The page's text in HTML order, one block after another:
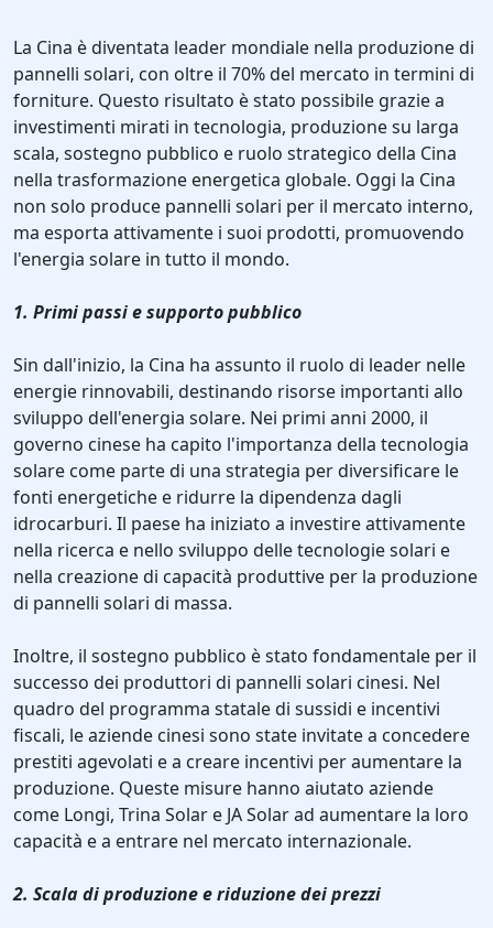
La Cina è diventata leader mondiale nella produzione di
pannelli solari, con oltre il 70% del mercato in termini di
forniture. Questo risultato è stato possibile grazie a
investimenti mirati in tecnologia, produzione su larga
scala, sostegno pubblico e ruolo strategico della Cina
nella trasformazione energetica globale. Oggi la Cina
non solo produce pannelli solari per il mercato interno,
ma esporta attivamente i suoi prodotti, promuovendo
l'energia solare in tutto il mondo.
1. Primi passi e supporto pubblico
Sin dall'inizio, la Cina ha assunto il ruolo di leader nelle
energie rinnovabili, destinando risorse importanti allo
sviluppo dell'energia solare. Nei primi anni 2000, il
governo cinese ha capito l'importanza della tecnologia
solare come parte di una strategia per diversificare le
fonti energetiche e ridurre la dipendenza dagli
idrocarburi. Il paese ha iniziato a investire attivamente
nella ricerca e nello sviluppo delle tecnologie solari e
nella creazione di capacità produttive per la produzione
di pannelli solari di massa.
Inoltre, il sostegno pubblico è stato fondamentale per il
successo dei produttori di pannelli solari cinesi. Nel
quadro del programma statale di sussidi e incentivi
fiscali, le aziende cinesi sono state invitate a concedere
prestiti agevolati e a creare incentivi per aumentare la
produzione. Queste misure hanno aiutato aziende
come Longi, Trina Solar e JA Solar ad aumentare la loro
capacità e a entrare nel mercato internazionale.
2. Scala di produzione e riduzione dei prezzi